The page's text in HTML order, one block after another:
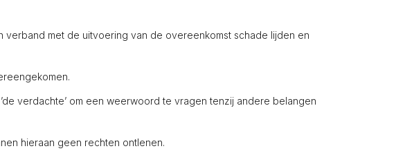
met de uitvoering van de overeenkomst schade lijden en
verdachte’ om een weerwoord te vragen tenzij andere belangen
hieraan geen rechten ontlenen.